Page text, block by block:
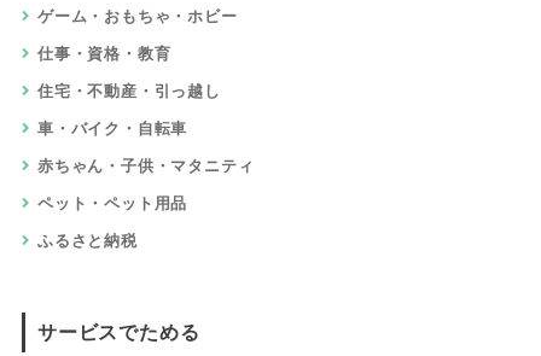
ゲーム・おもちゃ・ホビー
仕事・資格・教育
住宅・不動産・引っ越し
車・バイク・自転車
赤ちゃん・子供・マタニティ
ペット・ペット用品
ふるさと納税
サービスでためる